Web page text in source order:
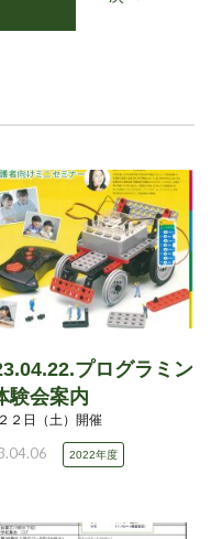
プログラミン
験会案内
２日（土）開催
2022年度